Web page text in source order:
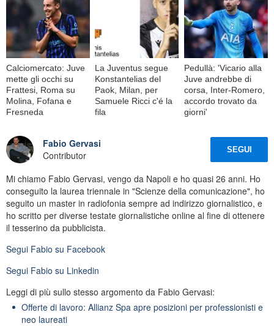
Calciomercato: Juve
mette gli occhi su
Frattesi, Roma su
Molina, Fofana e
Fresneda
La Juventus segue
Konstantelias del
Paok, Milan, per
Samuele Ricci c'é la
fila
Pedullà: 'Vicario alla
Juve andrebbe di
corsa, Inter-Romero,
accordo trovato da
giorni'
Fabio Gervasi
Contributor
SEGUI
Mi chiamo Fabio Gervasi, vengo da Napoli e ho quasi 26 anni. Ho
conseguito la laurea triennale in "Scienze della comunicazione", ho
seguito un master in radiofonia sempre ad indirizzo giornalistico, e
ho scritto per diverse testate giornalistiche online al fine di ottenere
il tesserino da pubblicista.
Segui Fabio su Facebook
Segui Fabio su Linkedin
Leggi di più sullo stesso argomento da Fabio Gervasi:
Offerte di lavoro: Allianz Spa apre posizioni per professionisti e
neo laureati